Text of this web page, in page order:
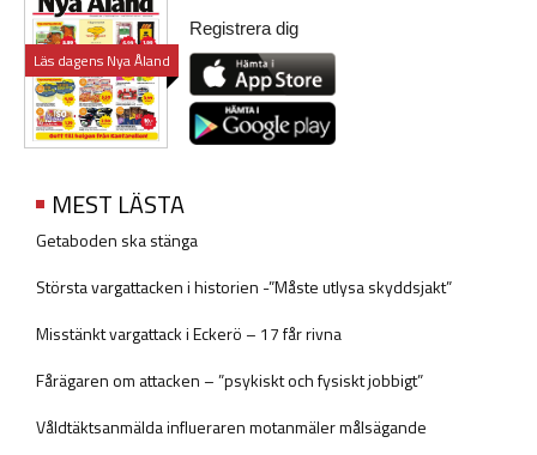
Läs dagens Nya Åland
Registrera dig
MEST LÄSTA
Getaboden ska stänga
Största vargattacken i historien -”Måste utlysa skyddsjakt”
Misstänkt vargattack i Eckerö – 17 får rivna
Fårägaren om attacken – ”psykiskt och fysiskt jobbigt”
Våldtäktsanmälda influeraren motanmäler målsägande